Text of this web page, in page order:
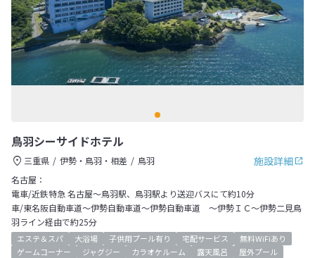
鳥羽シーサイドホテル
施設詳細
三重県 伊勢・鳥羽・相差
鳥羽
名古屋：
電車/近鉄特急 名古屋～鳥羽駅、鳥羽駅より送迎バスにて約10分
車/東名阪自動車道～伊勢自動車道～伊勢自動車道 ～伊勢ＩＣ～伊勢二見鳥
羽ライン経由で約25分
エステ＆スパ 大浴場 子供用プール有り 宅配サービス
無料WiFiあり
ゲームコーナー
ジャグジー カラオケルーム 露天風呂
屋外プール